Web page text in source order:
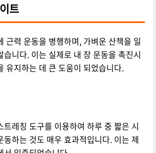
트
근력 운동을 병행하며, 가벼운 산책을 일
습니다. 이는 실제로 내 장 운동을 촉진시
유지하는 데 큰 도움이 되었습니다.
트레칭 도구를 이용하여 하루 중 짧은 시
동하는 것도 매우 효과적입니다. 이는 제